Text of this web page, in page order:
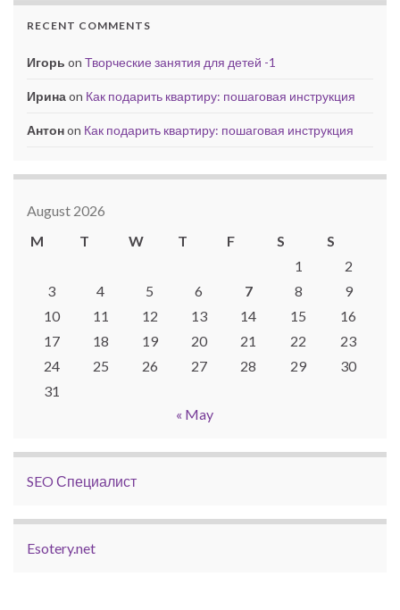
RECENT COMMENTS
Игорь on Творческие занятия для детей -1
Иринаon Как подарить квартиру: пошаговая инструкция
Антонon Как подарить квартиру: пошаговая инструкция
August 2026
M
T W T F S
S
1
2
3
4 5 6 7 8
9
10
11 12 13 14 15
16
17
18 19 20 21 22
23
24
25 26 27 28 29
30
31
« May
SEO Специалист
Esotery.net